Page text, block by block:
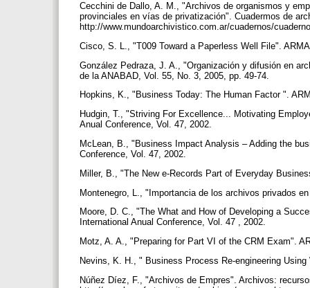
Cecchini de Dallo, A. M., "Archivos de organismos y
provinciales en vías de privatización". Cuadermos de
http://www.mundoarchivistico.com.ar/cuadernos/
Cisco, S. L., "T009 Toward a Paperless Well File".
González Pedraza, J. A., "Organización y difusión en
de la ANABAD, Vol. 55, No. 3, 2005, pp. 49-74.
Hopkins, K., "Business Today: The Human Factor ".
Hudgin, T., "Striving For Excellence... Motivating
Anual Conference, Vol. 47, 2002.
McLean, B., "Business Impact Analysis – Adding the
Conference, Vol. 47, 2002.
Miller, B., "The New e-Records Part of Everyday
Montenegro, L., "Importancia de los archivos privados
Moore, D. C., "The What and How of Developing a
International Anual Conference, Vol. 47 , 2002.
Motz, A. A., "Preparing for Part VI of the CRM Exam".
Nevins, K. H., " Business Process Re-engineering
Núñez Díez, F., "Archivos de Empres". Archivos: